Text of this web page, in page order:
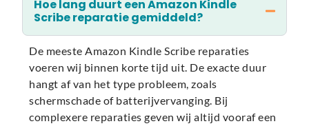
Hoe lang duurt een Amazon Kindle
Scribe reparatie gemiddeld?
De meeste Amazon Kindle Scribe reparaties
voeren wij binnen korte tijd uit. De exacte duur
hangt af van het type probleem, zoals
schermschade of batterijvervanging. Bij
complexere reparaties geven wij altijd vooraf een